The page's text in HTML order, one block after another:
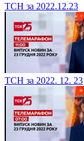
ТСН за 2022.12.23
ТСН за 2022. 12. 23